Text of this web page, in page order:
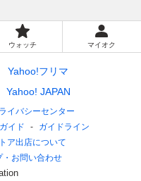
ウォッチ マイオク
Yahoo!フリマ
Yahoo! JAPAN
イバシーセンター
イド
ガイドライン
ア出店について
・お問い合わせ